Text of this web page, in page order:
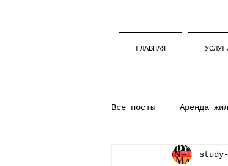
ГЛАВНАЯ
Все посты Аренда
Бакалавриат